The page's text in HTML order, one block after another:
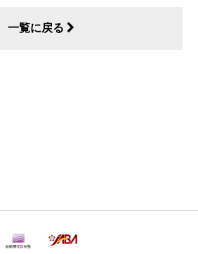
一覧に戻る